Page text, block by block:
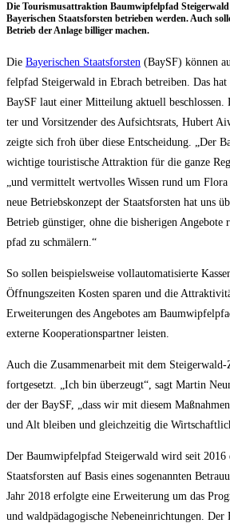
Die Tou­ris­mus­at­trak­ti­on Baum­wip­fel­pfad
Baye­ri­schen Staats­fors­ten betrie­ben wer­den. Auch
Betrieb der Anla­ge bil­li­ger machen.
Die Baye­ri­schen Staats­fors­ten (BaySF) kön­nen
fel­pfad Stei­ger­wald in Ebrach betrei­ben. Das
BaySF laut einer Mit­tei­lung aktu­ell
ter und Vor­sit­zen­der des Auf­sichts­rats, Hubert
zeig­te sich froh über die­se Ent­schei­dung. „Der
wich­ti­ge tou­ris­ti­sche Attrak­ti­on für die gan­ze
„und ver­mit­telt wert­vol­les Wis­sen rund um
neue Betriebs­kon­zept der Staats­fors­ten hat uns
Betrieb güns­ti­ger, ohne die bis­he­ri­gen
pfad zu schmälern.“
So sol­len bei­spiels­wei­se voll­au­to­ma­ti­sier­te
Öff­nungs­zei­ten Kos­ten spa­ren und die
Erwei­te­run­gen des Ange­bo­tes am
exter­ne Koope­ra­ti­ons­part­ner leisten.
Auch die Zusam­men­ar­beit mit dem
fort­ge­setzt. „Ich bin über­zeugt“, sagt Mar­tin
der der BaySF, „dass wir mit die­sem
und Alt blei­ben und gleich­zei­tig die
Der Baum­wip­fel­pfad Stei­ger­wald wird seit 2016
Staats­fors­ten auf Basis eines soge­nann­ten
Jahr 2018 erfolg­te eine Erwei­te­rung um das
und wald­päd­ago­gi­sche Neben­ein­rich­tun­gen.